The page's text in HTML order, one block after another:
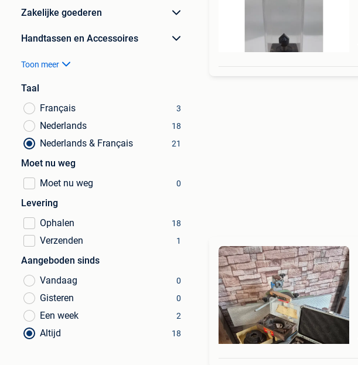
Zakelijke goederen
Handtassen en Accessoires
Toon meer
Taal
Français
3
Nederlands 18
Nederlands & Français 21
Moet nu weg
Moet nu weg
0
Levering
Ophalen
18
Verzenden 1
Aangeboden sinds
Vandaag
0
Gisteren 0
Een week 2
Altijd 18